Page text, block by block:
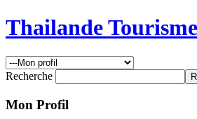
Thailande Tourisme
Recherche
Mon Profil